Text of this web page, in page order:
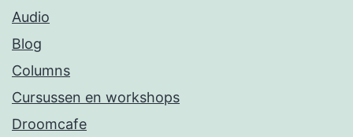
Audio
Blog
Columns
Cursussen en workshops
Droomcafe